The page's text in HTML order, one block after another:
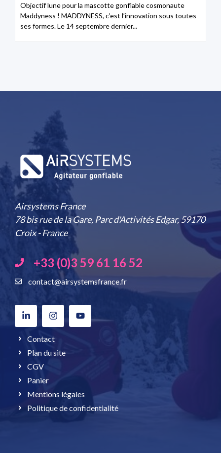
Objectif lune pour la mascotte gonflable cosmonaute
Maddyness ! MADDYNESS, c’est l’innovation sous toutes
ses formes. Le 14 septembre dernier...
Airsystems France
78 bis rue de la Gare, Parc d'Activités Edgar, 59170
Croix - France
+33 (0)3 59 61 16 52
contact@airsystemsfrance.fr
Contact
Plan du site
CGV
Panier
Mentions légales
Politique de confidentialité